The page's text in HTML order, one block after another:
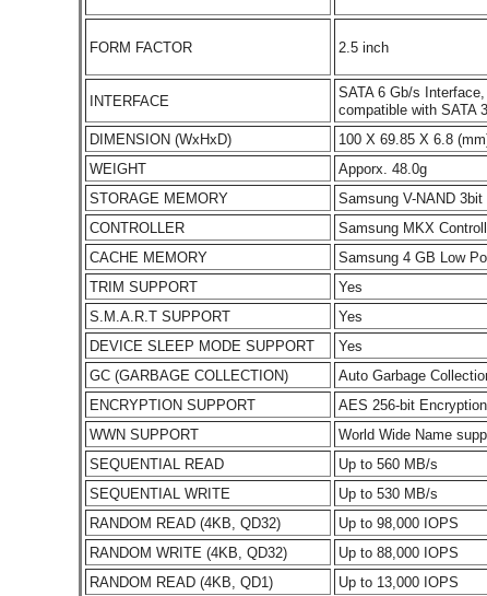
FORM FACTOR 2.5 inch
INTERFACE
SATA 6 Gb/s Interface,
compatible with SATA
DIMENSION (WxHxD)
100 X 69.85 X 6.8
WEIGHT
Apporx. 48.0g
STORAGE MEMORY
Samsung V-NAND 3bit
CONTROLLER
Samsung MKX
CACHE MEMORY
Samsung 4 GB Low
TRIM SUPPORT
Yes
S.M.A.R.T SUPPORT
Yes
DEVICE SLEEP MODE SUPPORT
Yes
GC (GARBAGE COLLECTION)
Auto Garbage
ENCRYPTION SUPPORT
AES 256-bit
WWN SUPPORT
World Wide Name
SEQUENTIAL READ
Up to 560 MB/s
SEQUENTIAL WRITE
Up to 530 MB/s
RANDOM READ (4KB, QD32)
Up to 98,000 IOPS
RANDOM WRITE (4KB, QD32)
Up to 88,000 IOPS
RANDOM READ (4KB, QD1)
Up to 13,000 IOPS